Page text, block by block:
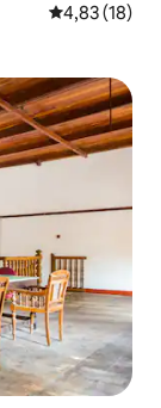
4,83 de uma
4,83 (18)